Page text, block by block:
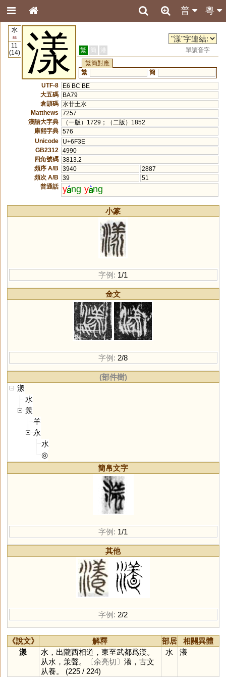
粵
普
水
85
11
(14)
漾 繁 簡 港
單讀音字
繁簡對應
繁
簡
UTF-8
E6 BC BE
大五碼
BA79
倉頡碼 水廿土水
Matthews
7257
漢語大字典
（一版）1729；（二版）1852
康熙字典 576
Unicode
U+6F3E
GB2312
4990
四角號碼 3813.2
頻序 A/B
3940
2887
頻次 A/B
39
51
普通話 y ng y ng
小篆
字例: 1/1
金文
字例: 2/8
(部件樹)
漾
水
羕
羊
永
水
◎
簡帛文字
字例: 1/1
其他
字例: 2/2
《說文》 解釋 部居
相關異體
漾
水，出隴西相道，東至武都爲漢。
从水，羕聲。
〔余亮切〕 瀁，古文
从養。 (225 / 224)
水 瀁